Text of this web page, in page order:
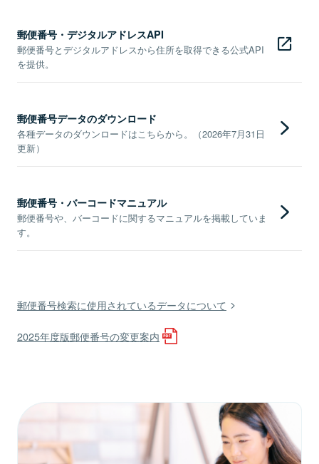
郵便番号・デジタルアドレスAPI
郵便番号とデジタルアドレスから住所を取得できる公式API
を提供。
郵便番号データのダウンロード
各種データのダウンロードはこちらから。（2026年7月31日
更新）
郵便番号・バーコードマニュアル
郵便番号や、バーコードに関するマニュアルを掲載していま
す。
郵便番号検索に使用されているデータについて
2025年度版郵便番号の変更案内